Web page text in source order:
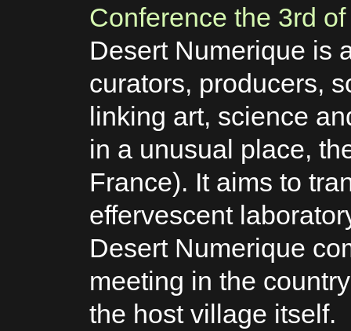
Conference the 3rd of
Desert Numerique is
curators, producers,
linking art, science
in a unusual place,
France). It aims to
effervescent
Desert Numerique
meeting in the
the host village itself.